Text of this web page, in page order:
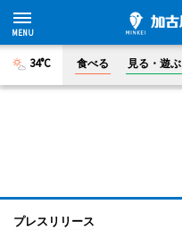
34°C 食べる 見る・遊ぶ
プレスリリース